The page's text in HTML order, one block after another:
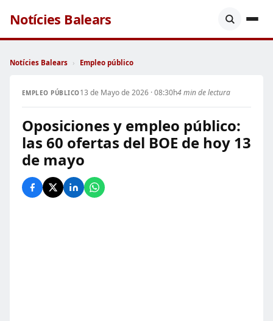
Notícies Balears
Notícies Balears › Empleo público
EMPLEO PÚBLICO13 de Mayo de 2026 · 08:30h4 min de lectura
Oposiciones y empleo público:
las 60 ofertas del BOE de hoy 13
de mayo